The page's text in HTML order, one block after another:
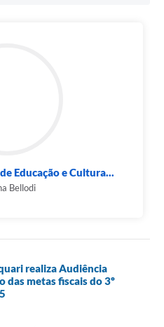
Educação e Cultura...
Bellodi
realiza Audiência
das metas fiscais do 3º